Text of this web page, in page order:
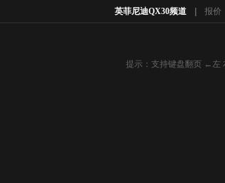
英菲尼迪QX30频道 报价
提示：支持键盘翻页 ←左